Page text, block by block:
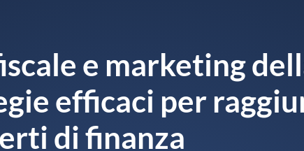
e marketing
efficaci per
di finanza